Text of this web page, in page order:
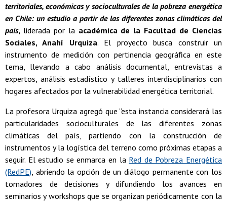
territoriales, económicas y socioculturales de la pobreza energética
en Chile: un estudio a partir de las diferentes zonas climáticas del
país, liderada por la académica de la Facultad de Ciencias
Sociales, Anahí Urquiza. El proyecto busca construir un
instrumento de medición con pertinencia geográfica en este
tema, llevando a cabo análisis documental, entrevistas a
expertos, análisis estadístico y talleres interdisciplinarios con
hogares afectados por la vulnerabilidad energética territorial.
La profesora Urquiza agregó que “esta instancia considerará las
particularidades socioculturales de las diferentes zonas
climáticas del país, partiendo con la construcción de
instrumentos y la logística del terreno como próximas etapas a
seguir. El estudio se enmarca en la Red de Pobreza Energética
(RedPE) , abriendo la opción de un diálogo permanente con los
tomadores de decisiones y difundiendo los avances en
seminarios y workshops que se organizan periódicamente con la